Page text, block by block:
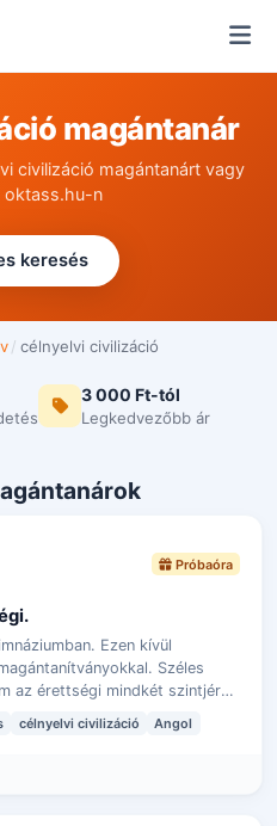
magántanár
civilizáció magántanárt vagy
n
keresés
/ célnyelvi civilizáció
3 000 Ft-tól
Legkedvezőbb ár
Próbaóra
Ezen kívül
Széles
az érettségi mindkét szintjére,
célnyelvi civilizáció Angol